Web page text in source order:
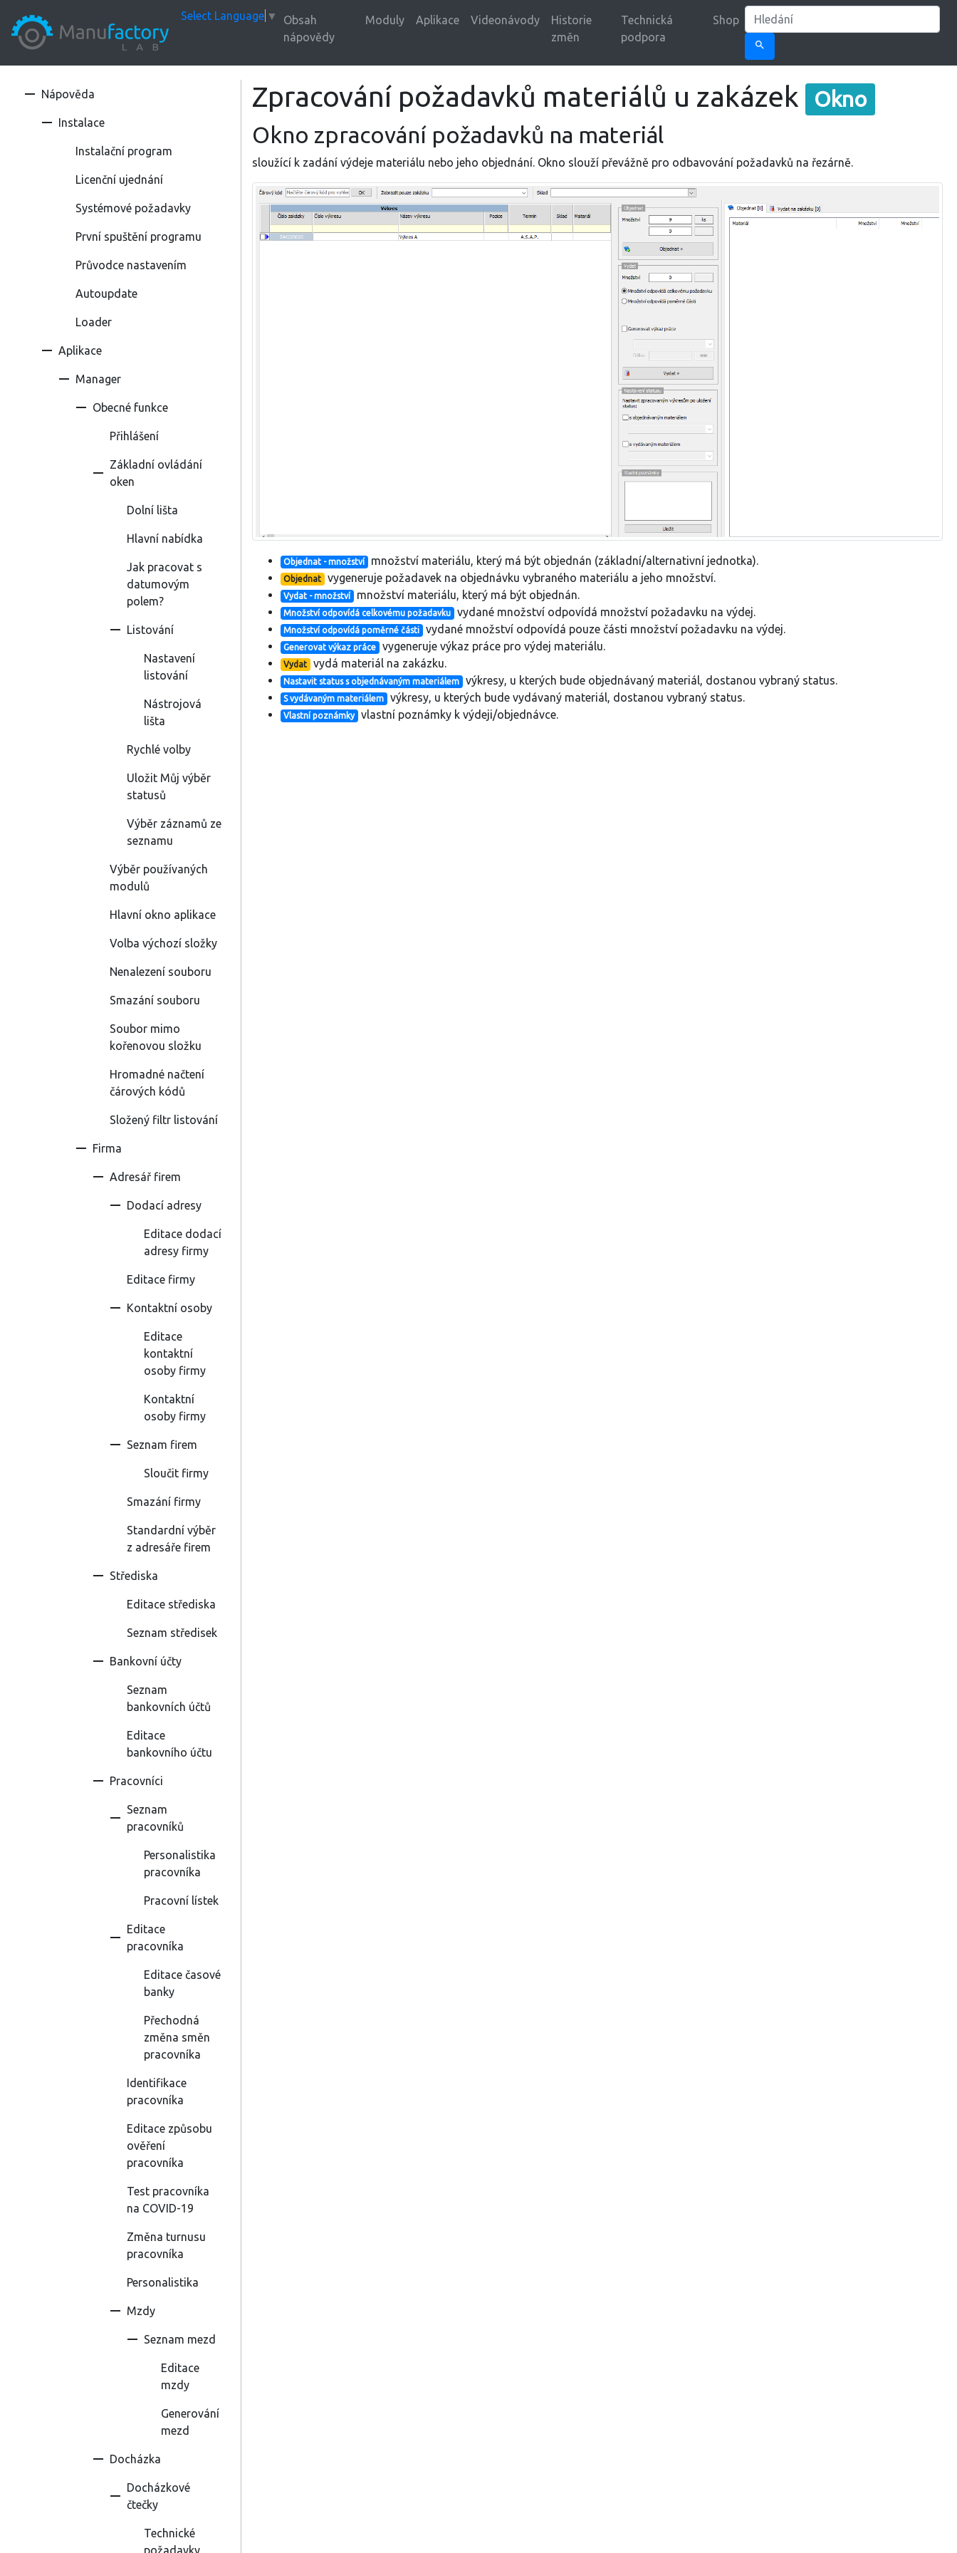
Select Language ▼
Obsah
nápovědy
Moduly Aplikace Videonávody
Historie
změn
Technická
podpora
Shop
search
Nápověda
Instalace
Instalační program
Licenční ujednání
Systémové požadavky
První spuštění programu
Průvodce nastavením
Autoupdate
Loader
Aplikace
Manager
Obecné funkce
Přihlášení
Základní ovládání
oken
Dolní lišta
Hlavní nabídka
Jak pracovat s
datumovým
polem?
Listování
Nastavení
listování
Nástrojová
lišta
Rychlé volby
Uložit Můj výběr
statusů
Výběr záznamů ze
seznamu
Výběr používaných
modulů
Hlavní okno aplikace
Volba výchozí složky
Nenalezení souboru
Smazání souboru
Soubor mimo
kořenovou složku
Hromadné načtení
čárových kódů
Složený filtr listování
Firma
Adresář firem
Dodací adresy
Editace dodací
adresy firmy
Editace firmy
Kontaktní osoby
Editace
kontaktní
osoby firmy
Kontaktní
osoby firmy
Seznam firem
Sloučit firmy
Smazání firmy
Standardní výběr
z adresáře firem
Střediska
Editace střediska
Seznam středisek
Bankovní účty
Seznam
bankovních účtů
Editace
bankovního účtu
Pracovníci
Seznam
pracovníků
Personalistika
pracovníka
Pracovní lístek
Editace
pracovníka
Editace časové
banky
Přechodná
změna směn
pracovníka
Identifikace
pracovníka
Editace způsobu
ověření
pracovníka
Test pracovníka
na COVID-19
Změna turnusu
pracovníka
Personalistika
Mzdy
Seznam mezd
Editace
mzdy
Generování
mezd
Docházka
Docházkové
čtečky
Technické
požadavky
Zpracování požadavků materiálů u zakázek Okno
Okno zpracování požadavků na materiál
sloužící k zadání výdeje materiálu nebo jeho objednání. Okno slouží převážně pro odbavování požadavků na řezárně.
Objednat - množství množství materiálu, který má být objednán (základní/alternativní jednotka).
Objednat vygeneruje požadavek na objednávku vybraného materiálu a jeho množství.
Vydat - množství množství materiálu, který má být objednán.
Množství odpovídá celkovému požadavku vydané množství odpovídá množství požadavku na výdej.
Množství odpovídá poměrné části vydané množství odpovídá pouze části množství požadavku na výdej.
Generovat výkaz práce vygeneruje výkaz práce pro výdej materiálu.
Vydat vydá materiál na zakázku.
Nastavit status s objednávaným materiálem výkresy, u kterých bude objednávaný materiál, dostanou vybraný status.
S vydávaným materiálem výkresy, u kterých bude vydávaný materiál, dostanou vybraný status.
Vlastní poznámky vlastní poznámky k výdeji/objednávce.